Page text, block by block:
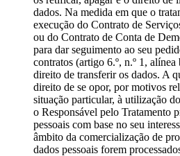
dados. Na medida em que o
execução do Contrato de
ou do Contrato de Conta de
para dar seguimento ao seu
contratos (artigo 6.º, n.º 1,
direito de transferir os dados. A
direito de se opor, por motivos
situação particular, à utilização
o Responsável pelo Tratamento
pessoais com base no seu
âmbito da comercialização de
dados pessoais forem